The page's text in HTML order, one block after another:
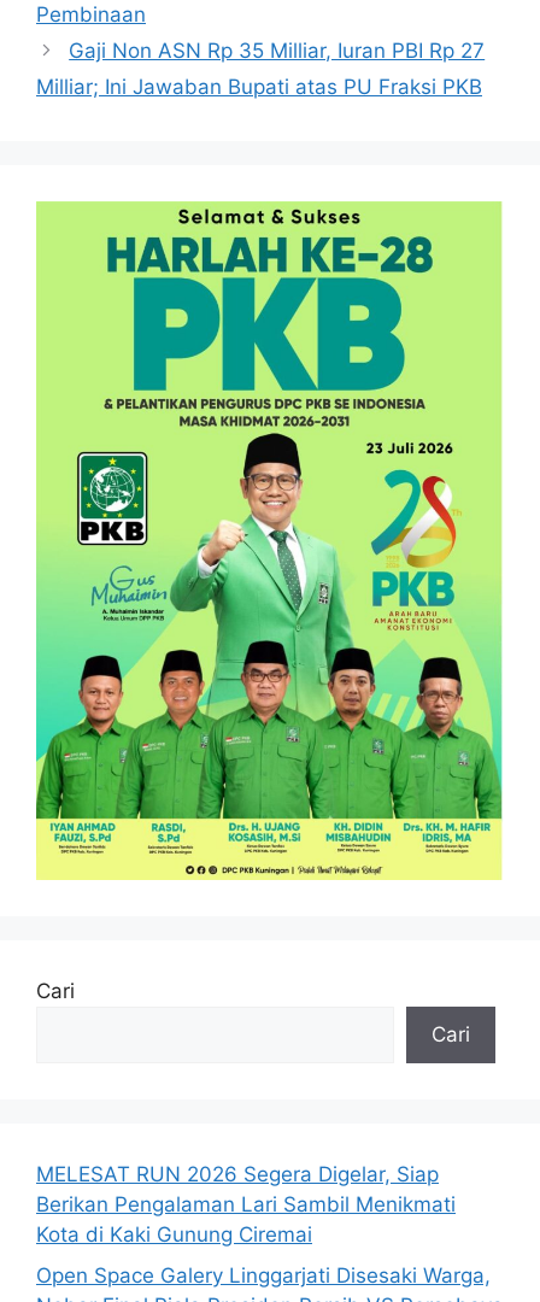
Pembinaan
Gaji Non ASN Rp 35 Milliar, Iuran PBI Rp 27
Milliar; Ini Jawaban Bupati atas PU Fraksi PKB
Cari
Cari
MELESAT RUN 2026 Segera Digelar, Siap
Berikan Pengalaman Lari Sambil Menikmati
Kota di Kaki Gunung Ciremai
Open Space Galery Linggarjati Disesaki Warga,